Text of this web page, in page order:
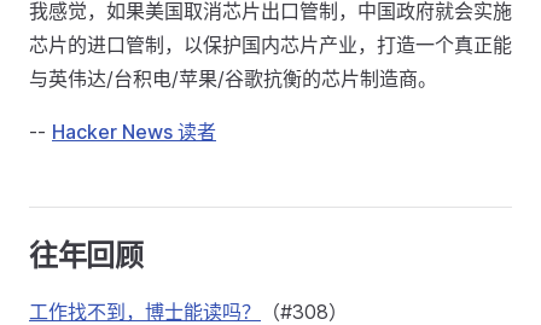
我感觉，如果美国取消芯片出口管制，中国政府就会实施
芯片的进口管制，以保护国内芯片产业，打造一个真正能
与英伟达/台积电/苹果/谷歌抗衡的芯片制造商。
-- Hacker News 读者
往年回顾
工作找不到，博士能读吗？ （#308）